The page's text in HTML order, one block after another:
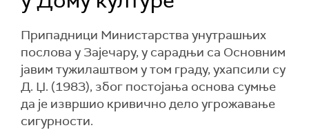
Припадници Министарства унутрашњих
послова у Зајечару, у сарадњи са Основним
јавим тужилаштвом у том граду, ухапсили су
Д. Џ. (1983), због постојања основа сумње
да је извршио кривично дело угрожавање
сигурности.